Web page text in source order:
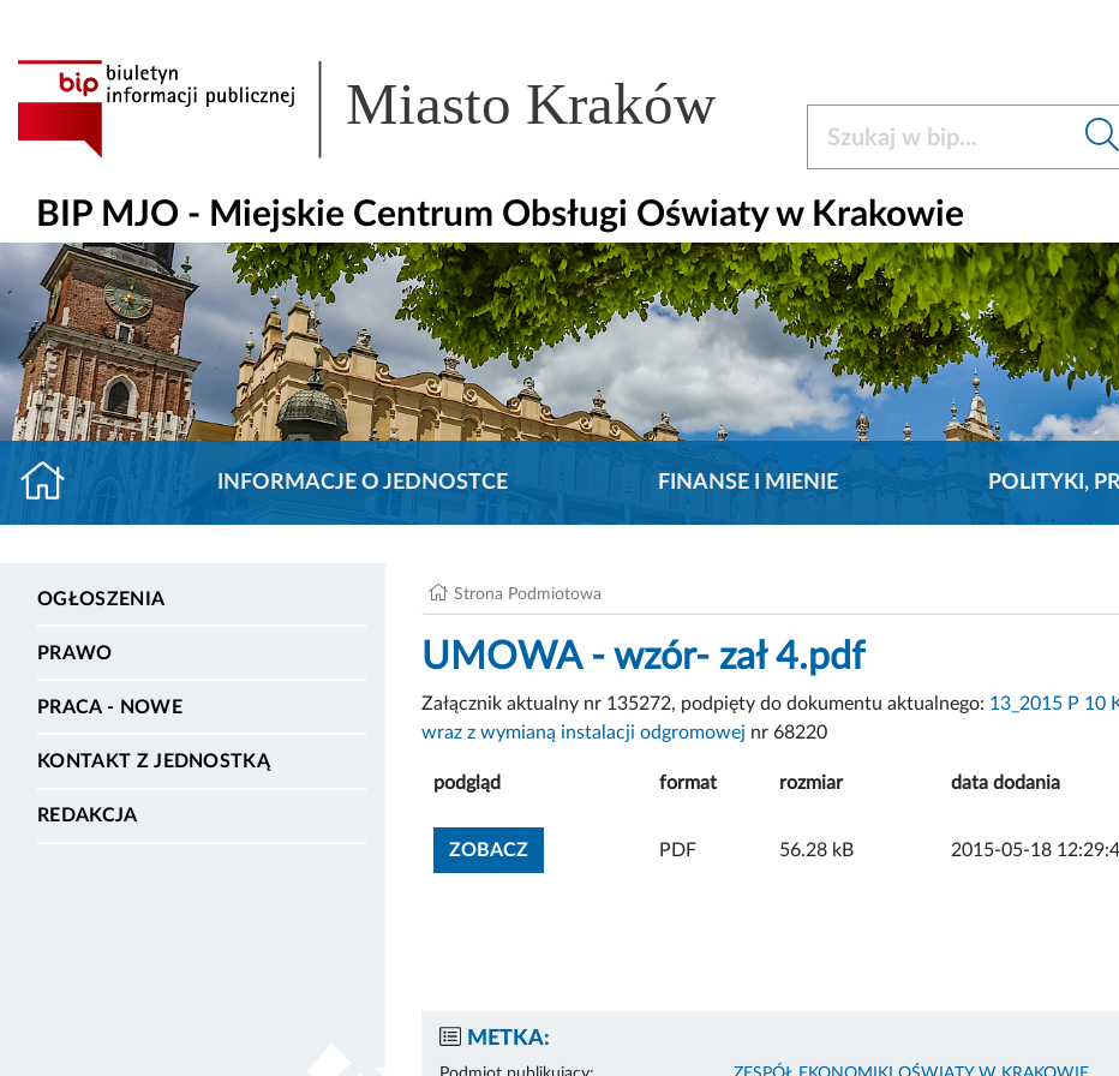
Miasto Kraków
BIP MJO - Miejskie Centrum Obsługi Oświaty w Krakowie
INFORMACJE O JEDNOSTCE FINANSE I MIENIE POLITYKI,
OGŁOSZENIA
PRAWO
PRACA - NOWE
KONTAKT Z JEDNOSTKĄ
REDAKCJA
Strona Podmiotowa
UMOWA - wzór- zał 4.pdf
Załącznik aktualny nr 135272, podpięty do dokumentu aktualnego: 13_2015 P 10
wraz z wymianą instalacji odgromowej nr 68220
podgląd format rozmiar data dodania
ZOBACZZOBACZ ZAŁĄCZNIK
PDF 56.28 kB 2015-05-18
METKA: